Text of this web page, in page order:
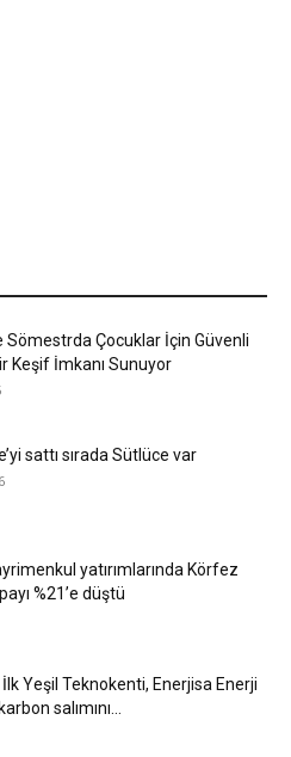
Sömestrda Çocuklar İçin Güvenli
Keşif İmkanı Sunuyor
sattı sırada Sütlüce var
yatırımlarında Körfez
%21’e düştü
İlk Yeşil Teknokenti, Enerjisa Enerji
salımını...